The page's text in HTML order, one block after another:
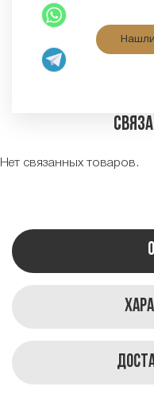
Нет связанных товаров.